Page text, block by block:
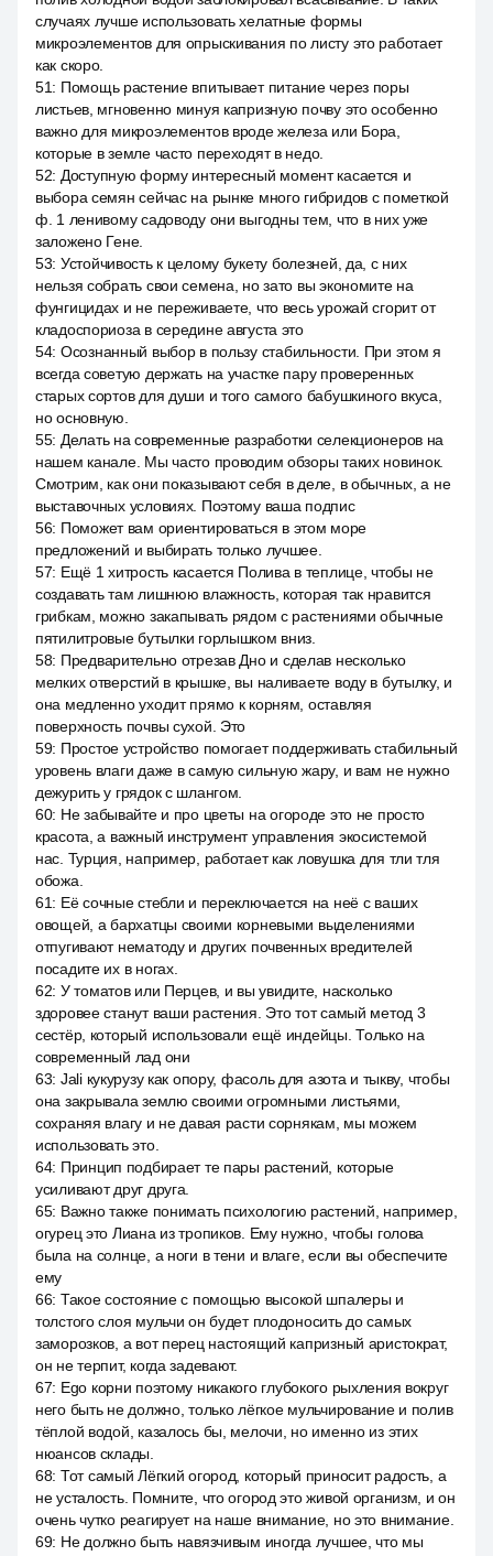
случаях лучше использовать хелатные формы
микроэлементов для опрыскивания по листу это работает
как скоро.
51: Помощь растение впитывает питание через поры
листьев, мгновенно минуя капризную почву это особенно
важно для микроэлементов вроде железа или Бора,
которые в земле часто переходят в недо.
52: Доступную форму интересный момент касается и
выбора семян сейчас на рынке много гибридов с пометкой
ф. 1 ленивому садоводу они выгодны тем, что в них уже
заложено Гене.
53: Устойчивость к целому букету болезней, да, с них
нельзя собрать свои семена, но зато вы экономите на
фунгицидах и не переживаете, что весь урожай сгорит от
кладоспориоза в середине августа это
54: Осознанный выбор в пользу стабильности. При этом я
всегда советую держать на участке пару проверенных
старых сортов для души и того самого бабушкиного вкуса,
но основную.
55: Делать на современные разработки селекционеров на
нашем канале. Мы часто проводим обзоры таких новинок.
Смотрим, как они показывают себя в деле, в обычных, а не
выставочных условиях. Поэтому ваша подпис
56: Поможет вам ориентироваться в этом море
предложений и выбирать только лучшее.
57: Ещё 1 хитрость касается Полива в теплице, чтобы не
создавать там лишнюю влажность, которая так нравится
грибкам, можно закапывать рядом с растениями обычные
пятилитровые бутылки горлышком вниз.
58: Предварительно отрезав Дно и сделав несколько
мелких отверстий в крышке, вы наливаете воду в бутылку, и
она медленно уходит прямо к корням, оставляя
поверхность почвы сухой. Это
59: Простое устройство помогает поддерживать стабильный
уровень влаги даже в самую сильную жару, и вам не нужно
дежурить у грядок с шлангом.
60: Не забывайте и про цветы на огороде это не просто
красота, а важный инструмент управления экосистемой
нас. Турция, например, работает как ловушка для тли тля
обожа.
61: Её сочные стебли и переключается на неё с ваших
овощей, а бархатцы своими корневыми выделениями
отпугивают нематоду и других почвенных вредителей
посадите их в ногах.
62: У томатов или Перцев, и вы увидите, насколько
здоровее станут ваши растения. Это тот самый метод 3
сестёр, который использовали ещё индейцы. Только на
современный лад они
63: Jali кукурузу как опору, фасоль для азота и тыкву, чтобы
она закрывала землю своими огромными листьями,
сохраняя влагу и не давая расти сорнякам, мы можем
использовать это.
64: Принцип подбирает те пары растений, которые
усиливают друг друга.
65: Важно также понимать психологию растений, например,
огурец это Лиана из тропиков. Ему нужно, чтобы голова
была на солнце, а ноги в тени и влаге, если вы обеспечите
ему
66: Такое состояние с помощью высокой шпалеры и
толстого слоя мульчи он будет плодоносить до самых
заморозков, а вот перец настоящий капризный аристократ,
он не терпит, когда задевают.
67: Ego корни поэтому никакого глубокого рыхления вокруг
него быть не должно, только лёгкое мульчирование и полив
тёплой водой, казалось бы, мелочи, но именно из этих
нюансов склады.
68: Тот самый Лёгкий огород, который приносит радость, а
не усталость. Помните, что огород это живой организм, и он
очень чутко реагирует на наше внимание, но это внимание.
69: Не должно быть навязчивым иногда лучшее, что мы